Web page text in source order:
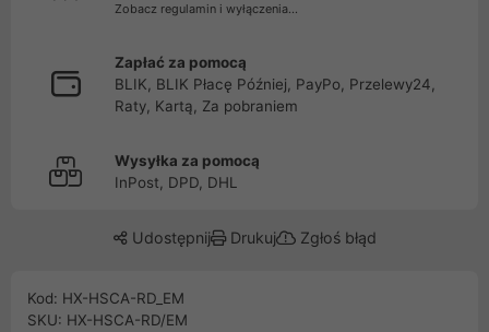
Zobacz regulamin i wyłączenia...
Zapłać za pomocą
BLIK, BLIK Płacę Później, PayPo, Przelewy24,
Raty, Kartą, Za pobraniem
Wysyłka za pomocą
InPost, DPD, DHL
Udostępnij Drukuj Zgłoś błąd
Kod: HX-HSCA-RD_EM
SKU: HX-HSCA-RD/EM